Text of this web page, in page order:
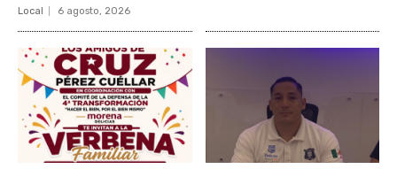
Local 6 agosto, 2026